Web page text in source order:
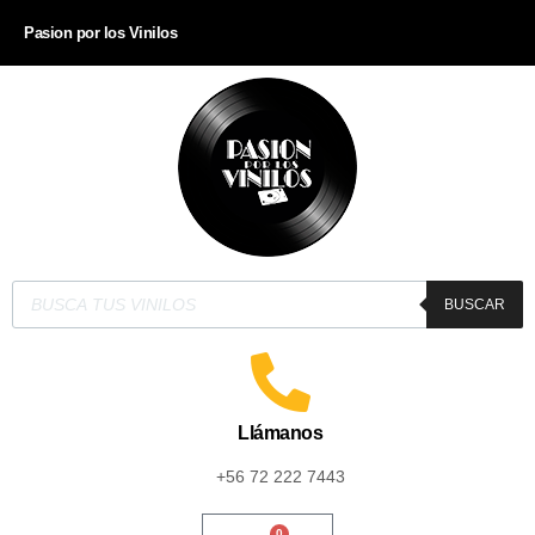
Pasion por los Vinilos
BUSCAR
Llámanos
+56 72 222 7443